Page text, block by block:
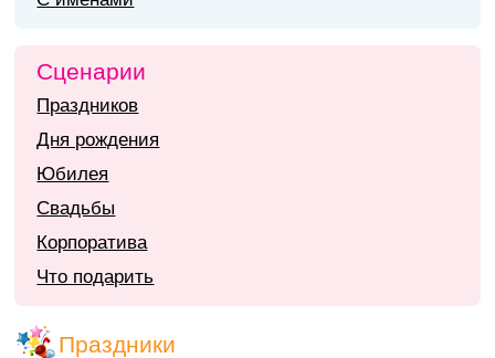
Сценарии
Праздников
Дня рождения
Юбилея
Свадьбы
Корпоратива
Что подарить
Праздники